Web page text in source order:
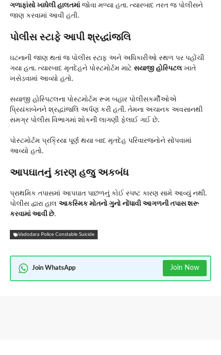
ગળાફાંસો ખાધેલી હાલતમાંજોવા મળ્યા હતા. ત્યારબાદ તરત જ પોલીસને
જાણ કરવામાં આવી હતી.
પોલીસ સ્ટાફે આપી શ્રદ્ધાંજલિ
ઘટનાની જાણ થતાં જ પોલીસ સ્ટાફ અને અધિકારીઓ સ્થળ પર પહોંચી
ગયા હતા. ત્યારબાદ મૃતદેહને પોસ્ટમોર્ટમ માટે સયાજી હોસ્પિટલ ખાતે
ખસેડવામાં આવ્યો હતો.
સયાજી હોસ્પિટલના પોસ્ટમોર્ટમ રૂમ બહાર પોલીસકર્મીઓએ
પ્રિયંકાબેનને શ્રદ્ધાંજલિ અર્પણ કરી હતી. તેમના અચાનક અવસાનથી
સમગ્ર પોલીસ વિભાગમાં શોકની લાગણી ફેલાઈ ગઈ છે.
પોસ્ટમોર્ટમ પ્રક્રિયા પૂર્ણ થયા બાદ મૃતદેહ પરિવારજનોને સોંપવામાં
આવ્યો હતો.
આપઘાતનું કારણ હજુ અકબંધ
પ્રાથમિક તપાસમાં આપઘાત પાછળનું કોઈ સ્પષ્ટ કારણ સામે આવ્યું નથી.
પોલીસ દ્વારા હાલ આકસ્મિક મોતનો ગુનો નોંધાવી આગળની તપાસ શરૂ
કરવામાં આવી છે.
Vadodara Police Constable Suicide
Join WhatsApp Join Now